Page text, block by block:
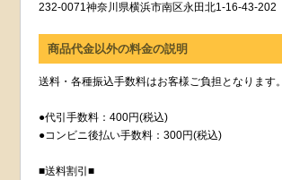
232-0071神奈川県横浜市南区永田北1-16-43-202
商品代金以外の料金の説明
送料・各種振込手数料はお客様ご負担となります。
●代引手数料：400円(税込)
●コンビニ後払い手数料：300円(税込)
■送料割引■